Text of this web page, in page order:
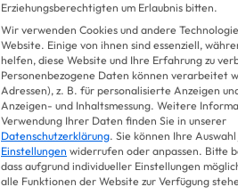
Erziehungsberechtigten um Erlaubnis bitten.
Wir verwenden Cookies und andere
Website. Einige von ihnen sind essenziell,
helfen, diese Website und Ihre Erfahrung zu
Personenbezogene Daten können verarbeitet
Adressen), z. B. für personalisierte Anzeigen
Anzeigen- und Inhaltsmessung. Weitere
Verwendung Ihrer Daten finden Sie in unserer
Datenschutzerklärung. Sie können Ihre
Einstellungen widerrufen oder anpassen. Bitte
dass aufgrund individueller Einstellungen
alle Funktionen der Website zur Verfügung